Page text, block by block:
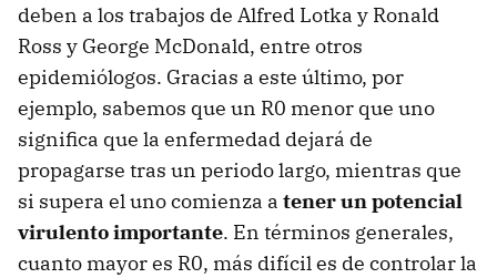
deben a los trabajos de Alfred Lotka y Ronald
Ross y George McDonald, entre otros
epidemiólogos. Gracias a este último, por
ejemplo, sabemos que un R0 menor que uno
significa que la enfermedad dejará de
propagarse tras un periodo largo, mientras que
si supera el uno comienza a tener un potencial
virulento importante. En términos generales,
cuanto mayor es R0, más difícil es de controlar la